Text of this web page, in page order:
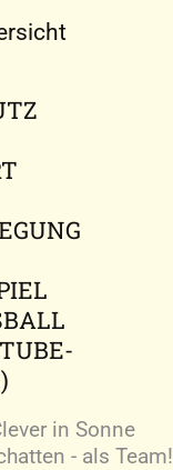
(
L
in Sonne
- als Team!